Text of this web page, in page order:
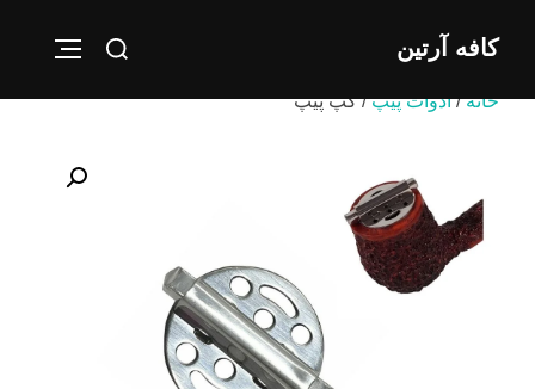
کافه آرتین
Search
خانه/ادوات پیپ/ کپ پیپ